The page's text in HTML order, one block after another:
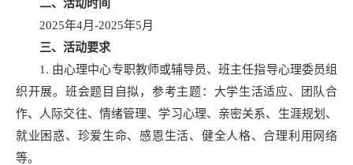
二、活动时间
2025年4月-2025年5月
三、活动要求
1. 由心理中心专职教师或辅导员、班主任指导心理委员组
织开展。班会题目自拟，参考主题：大学生活适应、团队合
作、人际交往、情绪管理、学习心理、亲密关系、生涯规划、
就业困惑、珍爱生命、感恩生活、健全人格、合理利用网络
等。